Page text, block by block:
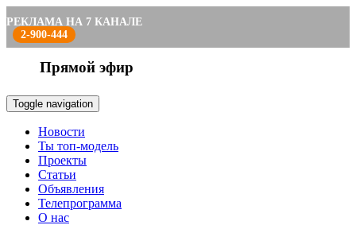
РЕКЛАМА НА 7 КАНАЛЕ
2-900-444
Прямой эфир
Toggle navigation
Новости
Ты топ-модель
Проекты
Статьи
Объявления
Телепрограмма
О нас